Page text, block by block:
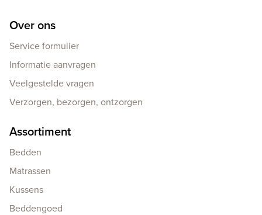
Over ons
Service formulier
Informatie aanvragen
Veelgestelde vragen
Verzorgen, bezorgen, ontzorgen
Assortiment
Bedden
Matrassen
Kussens
Beddengoed